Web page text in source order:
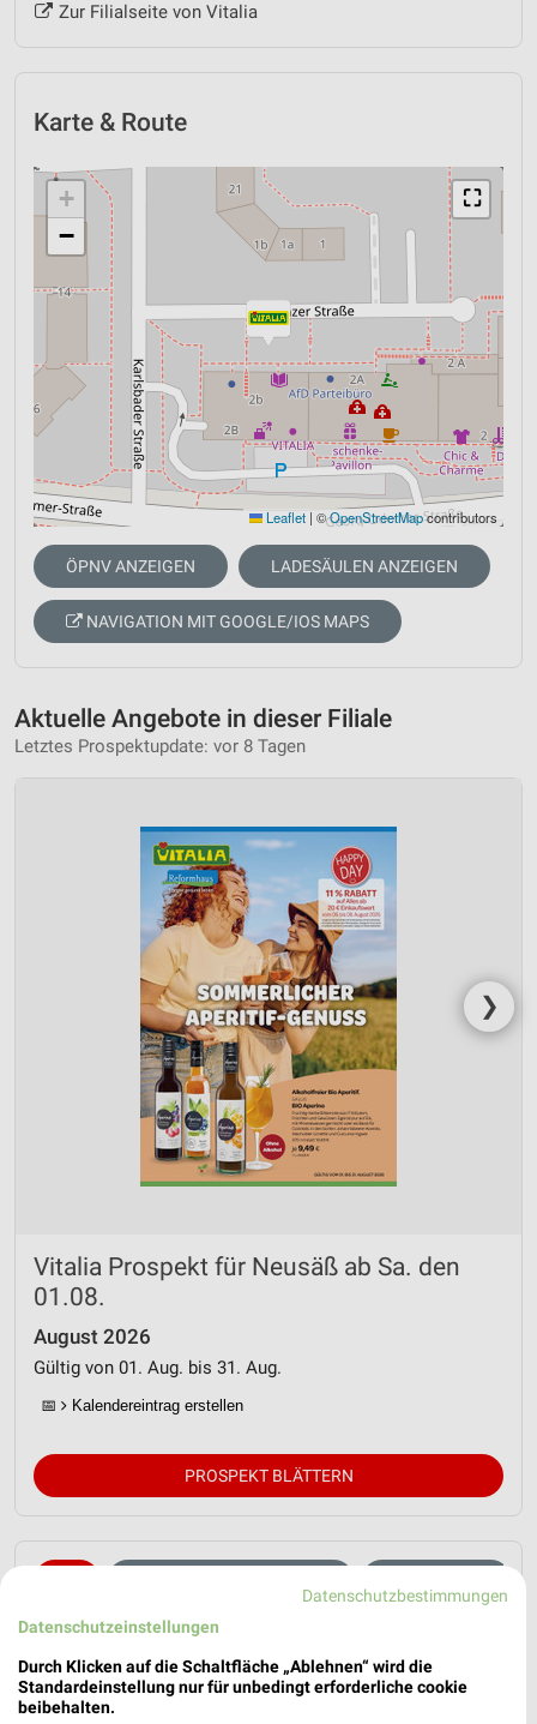
Zur Filialseite von Vitalia
Karte & Route
⛶
+
−
Leaflet | ©OpenStreetMapcontributors
ÖPNV ANZEIGEN LADESÄULEN ANZEIGEN
NAVIGATION MIT GOOGLE/IOS MAPS
Aktuelle Angebote in dieser Filiale
Letztes Prospektupdate: vor 8 Tagen
❯
Vitalia Prospekt für Neusäß ab Sa. den
01.08.
August 2026
Gültig von 01. Aug. bis 31. Aug.
📅 Kalendereintrag erstellen
PROSPEKT BLÄTTERN
Datenschutzbestimmungen
Datenschutzeinstellungen
Durch Klicken auf die Schaltfläche „Ablehnen“ wird die
Standardeinstellung nur für unbedingt erforderliche cookie
beibehalten.